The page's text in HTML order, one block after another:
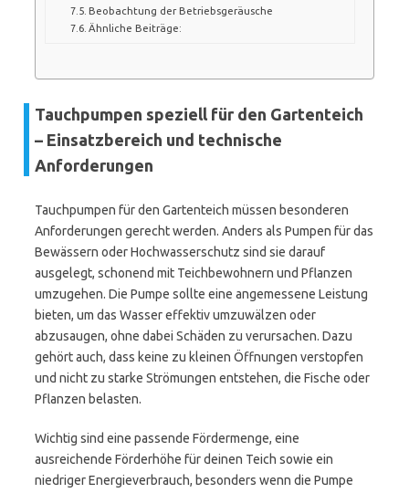
Beobachtung der Betriebsgeräusche
Ähnliche Beiträge:
Tauchpumpen speziell für den Gartenteich
– Einsatzbereich und technische
Anforderungen
Tauchpumpen für den Gartenteich müssen besonderen
Anforderungen gerecht werden. Anders als Pumpen für das
Bewässern oder Hochwasserschutz sind sie darauf
ausgelegt, schonend mit Teichbewohnern und Pflanzen
umzugehen. Die Pumpe sollte eine angemessene Leistung
bieten, um das Wasser effektiv umzuwälzen oder
abzusaugen, ohne dabei Schäden zu verursachen. Dazu
gehört auch, dass keine zu kleinen Öffnungen verstopfen
und nicht zu starke Strömungen entstehen, die Fische oder
Pflanzen belasten.
Wichtig sind eine passende Fördermenge, eine
ausreichende Förderhöhe für deinen Teich sowie ein
niedriger Energieverbrauch, besonders wenn die Pumpe